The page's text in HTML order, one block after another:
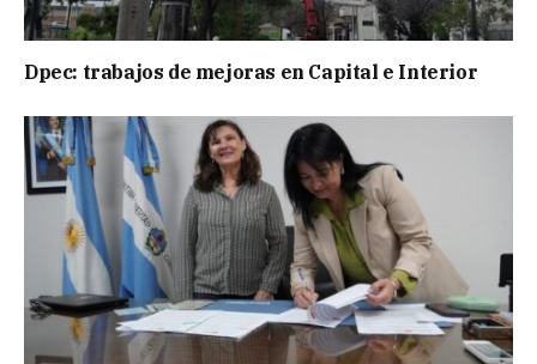
Dpec: trabajos de mejoras en Capital e Interior